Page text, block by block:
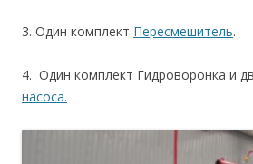
3. Один комплект Пересмешитель.
4. Один комплект Гидроворонка и
насоса.